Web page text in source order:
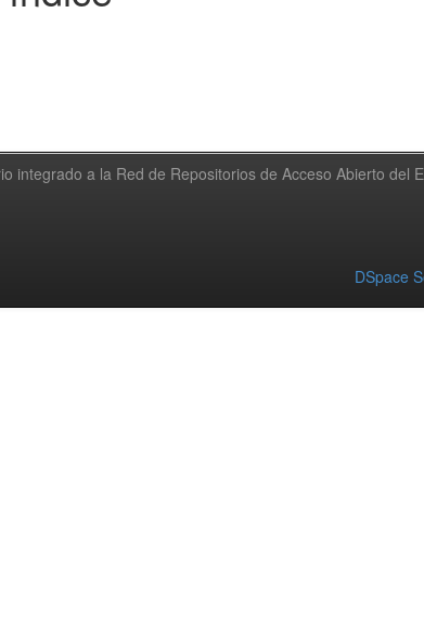
integrado a la Red de Repositorios de Acceso Abierto del
DSpace